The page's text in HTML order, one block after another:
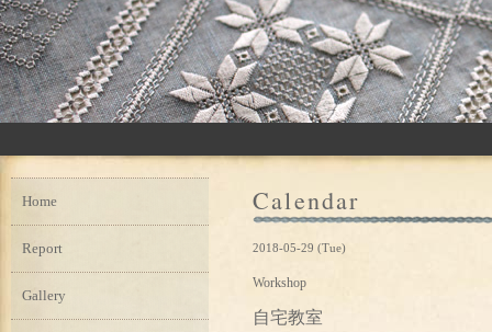
Calendar
2018-05-29 (Tue)
Workshop
自宅教室
Home
Report
Gallery